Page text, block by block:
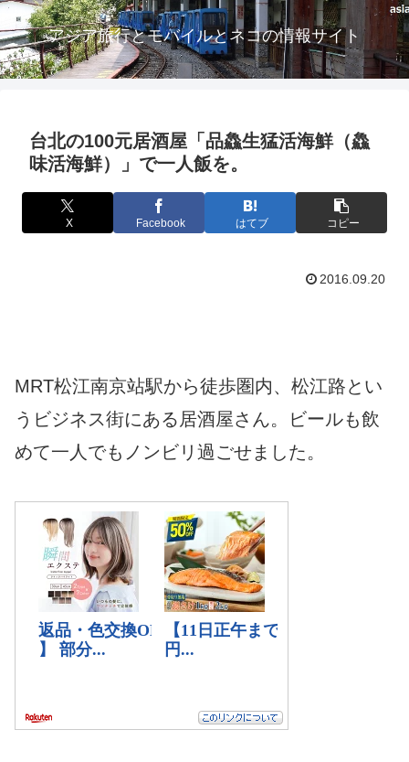
アジア旅行とモバイルとネコの情報サイト
台北の100元居酒屋「品鱻生猛活海鮮（鱻
味活海鮮）」で一人飯を。
X Facebook はてブ コピー
2016.09.20
MRT松江南京站駅から徒歩圏内、松江路とい
うビジネス街にある居酒屋さん。ビールも飲
めて一人でもノンビリ過ごせました。